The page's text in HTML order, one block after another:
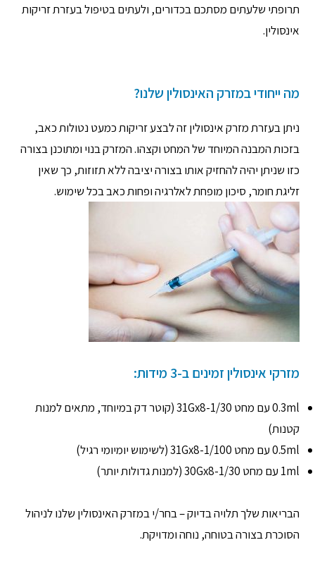
תרופתי שלעתים מסתכם בכדורים, ולעתים בטיפול בעזרת זריקות
אינסולין.
מה ייחודי במזרק האינסולין שלנו?
ניתן בעזרת מזרק אינסולין זה לבצע זריקות כמעט נטולות כאב,
בזכות המבנה המיוחד של המחט וקצהו. המזרק בנוי ומתוכנן בצורה
כזו שניתן יהיה להחזיק אותו בצורה יציבה ללא תזוזות, כך שאין
זליגת חומר, סיכון מופחת לאלרגיה ופחות כאב בכל שימוש.
מזרקי אינסולין זמינים ב-3 מידות:
0.3ml עם מחט 31Gx8-1/30 (קוטר דק במיוחד, מתאים למנות
קטנות)
0.5ml עם מחט 31Gx8-1/100 (לשימוש יומיומי רגיל)
1ml עם מחט 30Gx8-1/30 (למנות גדולות יותר)
הבריאות שלך תלויה בדיוק – בחר/י במזרק האינסולין שלנו לניהול
הסוכרת בצורה בטוחה, נוחה ומדויקת.